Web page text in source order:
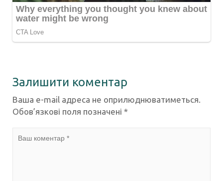
Залишити коментар
Ваша e-mail адреса не оприлюднюватиметься.
Обов’язкові поля позначені *